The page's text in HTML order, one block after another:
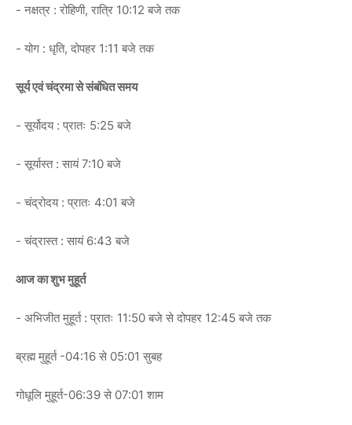
- नक्षत्र : रोहिणी, रात्रि 10:12 बजे तक
- योग : धृति, दोपहर 1:11 बजे तक
सूर्य एवं चंद्रमा से संबंधित समय
- सूर्योदय : प्रातः 5:25 बजे
- सूर्यास्त : सायं 7:10 बजे
- चंद्रोदय : प्रातः 4:01 बजे
- चंद्रास्त : सायं 6:43 बजे
आज का शुभ मुहूर्त
- अभिजीत मुहूर्त : प्रातः 11:50 बजे से दोपहर 12:45 बजे तक
ब्रह्म मुहूर्त -04:16 से 05:01 सुबह
गोधूलि मुहूर्त-06:39 से 07:01 शाम